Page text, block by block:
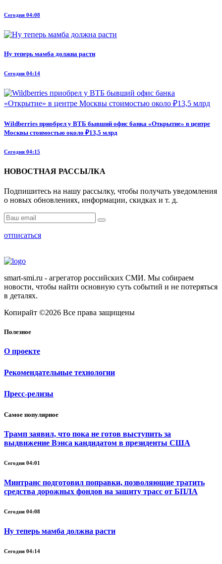
Сегодня 04:08
Ну теперь мамба должна расти
Сегодня 04:14
Wildberries приобрел у ВТБ бывший офис банка «Открытие» в центре
Москвы стоимостью около ₽13,5 млрд
Сегодня 04:15
НОВОСТНАЯ РАССЫЛКА
Подпишитесь на нашу рассылку, чтобы получать уведомления
о новых обновлениях, информации, скидках и т. д.
отписаться
smart-smi.ru - агрегатор российских СМИ. Мы собираем
новости, чтобы найти основную суть событий и не потеряться
в деталях.
Копирайт ©2026 Все права защищены
Полезное
О проекте
Рекомендательные технологии
Пресс-релизы
Самое популярное
Трамп заявил, что пока не готов выступить за
выдвижение Вэнса кандидатом в президенты США
Сегодня 04:01
Минтранс подготовил поправки, позволяющие тратить
средства дорожных фондов на защиту трасс от БПЛА
Сегодня 04:08
Ну теперь мамба должна расти
Сегодня 04:14